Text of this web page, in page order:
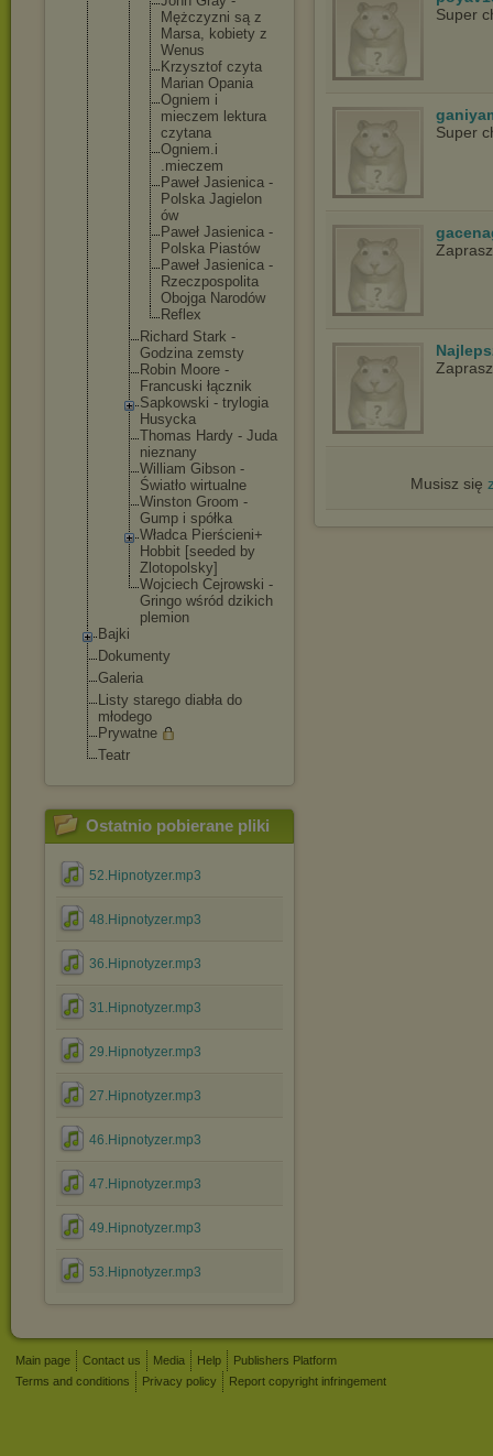
Mężczyzni są z
Marsa, kobiety z
Wenus
Krzysztof czyta
Marian Opania
Ogniem i
mieczem lektura
czytana
Ogniem.i
.mieczem
Paweł Jasienica -
Polska Jagielon
ów
Paweł Jasienica -
Polska Piastów
Paweł Jasienica -
Rzeczpospolita
Obojga Narodów
Reflex
Richard Stark -
Godzina zemsty
Robin Moore -
Francuski łącznik
Sapkowski - trylogia
Husycka
Thomas Hardy - Juda
nieznany
William Gibson -
Światło wirtualne
Winston Groom -
Gump i spółka
Władca Pierścieni+
Hobbit [seeded by
Zlotopolsky]
Wojciech Cejrowski -
Gringo wśród dzikich
plemion
Bajki
Dokumenty
Galeria
Listy starego diabła do
młodego
Prywatne
Teatr
Ostatnio pobierane pliki
52.Hipnotyzer.mp3
48.Hipnotyzer.mp3
36.Hipnotyzer.mp3
31.Hipnotyzer.mp3
29.Hipnotyzer.mp3
27.Hipnotyzer.mp3
46.Hipnotyzer.mp3
47.Hipnotyzer.mp3
49.Hipnotyzer.mp3
53.Hipnotyzer.mp3
Super
Super
Musisz się
Main page Contact us Media Help
Publishers Platform
Terms and conditions
Privacy policy Report copyright infringement